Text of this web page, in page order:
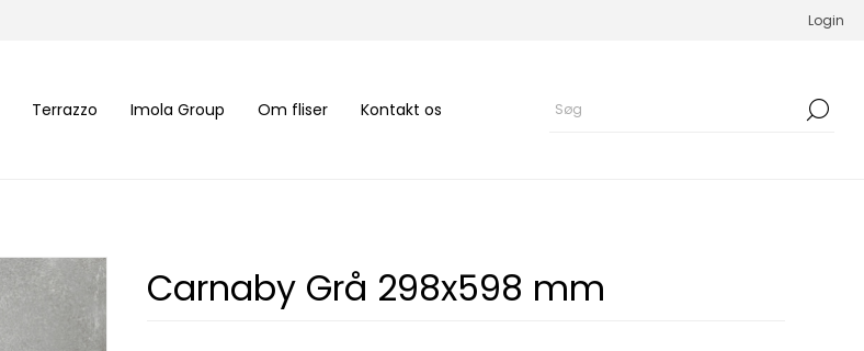
Login
Terrazzo Imola Group Om fliser Kontakt os
Carnaby Grå 298x598 mm